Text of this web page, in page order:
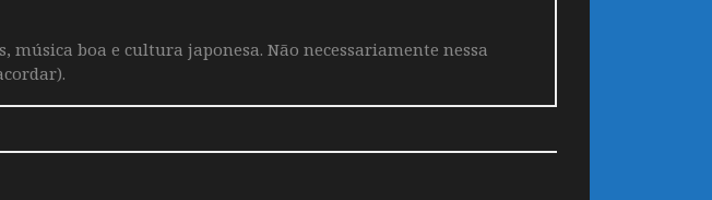
boa e cultura japonesa. Não necessariamente nessa